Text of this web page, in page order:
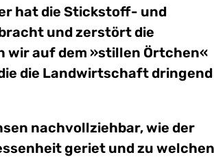
hat die Stickstoff- und
und zerstört die
wir auf dem »stillen Örtchen«
die Landwirtschaft dringend
nachvollziehbar, wie der
geriet und zu welchen